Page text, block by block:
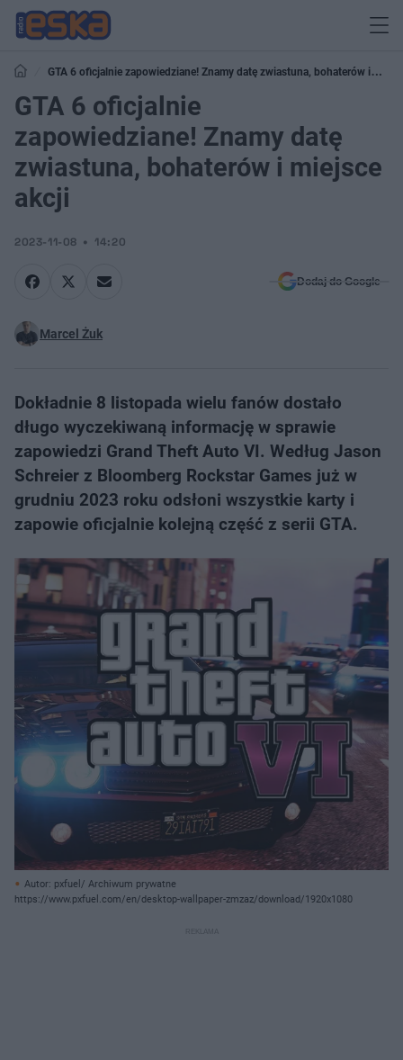
GTA 6 oficjalnie zapowiedziane! Znamy datę zwiastuna, bohaterów i
miejsce akcji
GTA 6 oficjalnie
zapowiedziane! Znamy datę
zwiastuna, bohaterów i miejsce
akcji
2023-11-08 14:20
Dodaj do Google
Marcel Żuk
Dokładnie 8 listopada wielu fanów dostało
długo wyczekiwaną informację w sprawie
zapowiedzi Grand Theft Auto VI. Według Jason
Schreier z Bloomberg Rockstar Games już w
grudniu 2023 roku odsłoni wszystkie karty i
zapowie oficjalnie kolejną część z serii GTA.
Autor: pxfuel/ Archiwum prywatne
https://www.pxfuel.com/en/desktop-wallpaper-zmzaz/download/1920x1080